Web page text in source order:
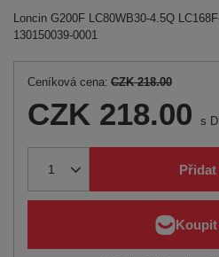
Loncin G200F LC80WB30-4.5Q
130150039-0001
Ceníková cena: CZK 218.00
CZK 218.00 s